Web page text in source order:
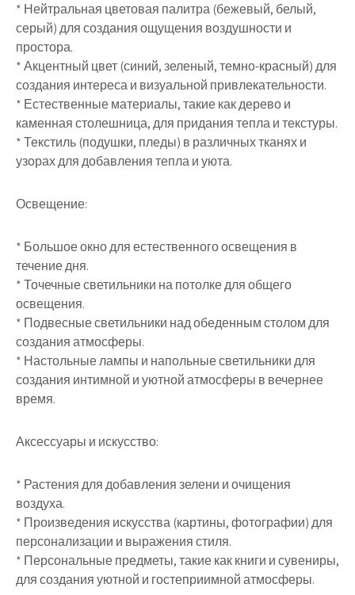
* Нейтральная цветовая палитра (бежевый, белый,
серый) для создания ощущения воздушности и
простора.
* Акцентный цвет (синий, зеленый, темно-красный) для
создания интереса и визуальной привлекательности.
* Естественные материалы, такие как дерево и
каменная столешница, для придания тепла и текстуры.
* Текстиль (подушки, пледы) в различных тканях и
узорах для добавления тепла и уюта.
Освещение:
* Большое окно для естественного освещения в
течение дня.
* Точечные светильники на потолке для общего
освещения.
* Подвесные светильники над обеденным столом для
создания атмосферы.
* Настольные лампы и напольные светильники для
создания интимной и уютной атмосферы в вечернее
время.
Аксессуары и искусство:
* Растения для добавления зелени и очищения
воздуха.
* Произведения искусства (картины, фотографии) для
персонализации и выражения стиля.
* Персональные предметы, такие как книги и сувениры,
для создания уютной и гостеприимной атмосферы.